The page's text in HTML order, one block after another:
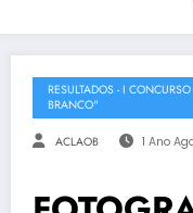
RESULTADOS - I
BRANCO"
ACLAOB 1 Ano